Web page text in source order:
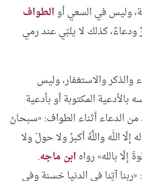
الطواف
ودعاءٌ، كذلك لا يلبّي عند رمي
والذكر والاستغفار، وليس
بالأدعية المكتوبة أو بأدعية
الدعاء أثناء الطواف: «سبحانَ
إلّا الله واللَّهُ أكبرُ ولا حولَ ولا
إلّا بالله» رواهابن ماجه.
: «ربنا آتِنا في الدنيا حَسنة وفي